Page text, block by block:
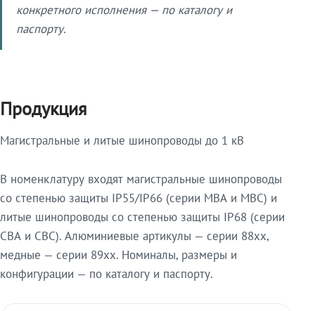
конкретного исполнения — по каталогу и
паспорту.
Продукция
Магистральные и литые шинопроводы до 1 кВ
В номенклатуру входят магистральные шинопроводы
со степенью защиты IP55/IP66 (серии МВА и МВС) и
литые шинопроводы со степенью защиты IP68 (серии
СВА и СВС). Алюминиевые артикулы — серии 88xx,
медные — серии 89xx. Номиналы, размеры и
конфигурации — по каталогу и паспорту.